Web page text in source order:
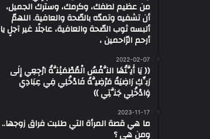
من عظيم لطفك، وكرمك، وسترك الجميل،
أن تشفيه وتمدّه بالصّحة والعافية. اللهمّ
ألبسه ثوب الصّحة والعافية، عاجلًا غير آجلٍ يا
أرحم الرّاحمين ،
2022-02-07
(( يَا أَيَّتُهَا النَّفْسُ الْمُطْمَئِنَّةُ ارْجِعِي إِلَى
رَبِّكِ رَاضِيَةً مَرْضِيَّةً فَادْخُلِي فِي عِبَادِي
وَادْخُلِي جَنَّتِي ))
2023-11-17
ما هي قصة المرأة التي طلبت فراق زوجها..
ومن هي ؟